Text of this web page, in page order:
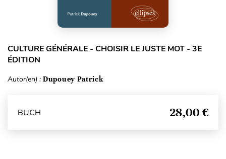
CULTURE GÉNÉRALE - CHOISIR LE JUSTE MOT - 3E
ÉDITION
Autor(en) : Dupouey Patrick
BUCH 28,00 €